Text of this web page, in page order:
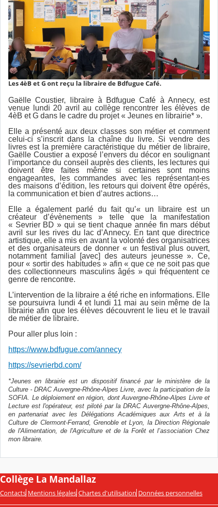
Les 4èB et G ont reçu la libraire de Bdfugue Café.
Gaëlle Coustier, libraire à Bdfugue Café à Annecy, est
venue lundi 20 avril au collège rencontrer les élèves de
4èB et G dans le cadre du projet « Jeunes en librairie* ».
Elle a présenté aux deux classes son métier et comment
celui-ci s’inscrit dans la chaîne du livre. Si vendre des
livres est la première caractéristique du métier de libraire,
Gaëlle Coustier a exposé l’envers du décor en soulignant
l’importance du conseil auprès des clients, les lectures qui
doivent être faites même si certaines sont moins
engageantes, les commandes avec les représentant-es
des maisons d’édition, les retours qui doivent être opérés,
la communication et bien d’autres actions…
Elle a également parlé du fait qu’« un libraire est un
créateur d’évènements » telle que la manifestation
« Sevrier BD » qui se tient chaque année fin mars début
avril sur les rives du lac d’Annecy. En tant que directrice
artistique, elle a mis en avant la volonté des organisatrices
et des organisateurs de donner « un festival plus ouvert,
notamment familial [avec] des auteurs jeunesse ». Ce,
pour « sortir des habitudes » afin « que ce ne soit pas que
des collectionneurs masculins âgés » qui fréquentent ce
genre de rencontre.
L’intervention de la libraire a été riche en informations. Elle
se poursuivra lundi 4 et lundi 11 mai au sein même de la
librairie afin que les élèves découvrent le lieu et le travail
de métier de libraire.
Pour aller plus loin :
https://www.bdfugue.com/annecy
https://sevrierbd.com/
*Jeunes en librairie est un dispositif financé par le ministère de la
Culture - DRAC Auvergne-Rhône-Alpes Livre, avec la participation de la
SOFIA. Le déploiement en région, dont Auvergne-Rhône-Alpes Livre et
Lecture est l'opérateur, est piloté par la DRAC Auvergne-Rhône-Alpes,
en partenariat avec les Délégations Académiques aux Arts et à la
Culture de Clermont-Ferrand, Grenoble et Lyon, la Direction Régionale
de l'Alimentation, de l'Agriculture et de la Forêt et l’association Chez
mon libraire.
Collège La Mandallaz
Contacts Mentions légales Chartes d'utilisation Données personnelles